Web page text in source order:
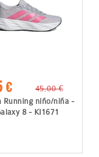
€
45,00 €
Running niño/niña -
8 - KI1671